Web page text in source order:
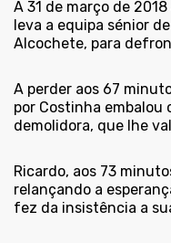
A 31 de março de
leva a equipa sénior
Alcochete, para
A perder aos 67
por Costinha embalou
demolidora, que lhe
Ricardo, aos 73
relançando a
fez da insistência a